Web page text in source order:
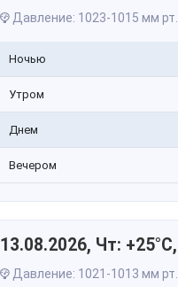
Давление: 1023-1015 мм
Ночью
Утром
Днем
Вечером
13.08.2026, Чт: +25°C,
Давление: 1021-1013 мм